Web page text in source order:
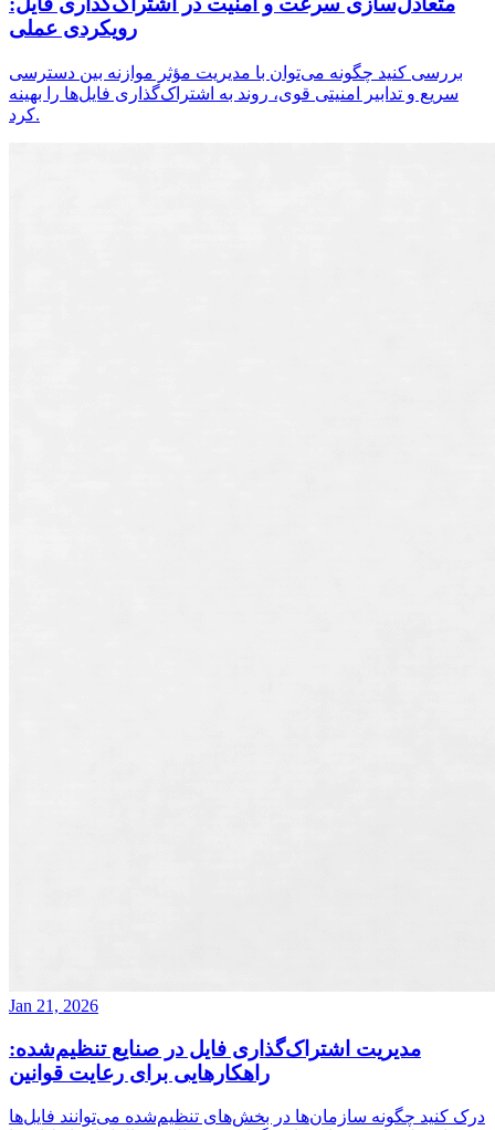
رویکردی عملی
بررسی کنید چگونه می‌توان با مدیریت مؤثر موازنه بین دسترسی
سریع و تدابیر امنیتی قوی، روند به اشتراک‌گذاری فایل‌ها را بهینه
کرد.
Jan 21, 2026
مدیریت اشتراک‌گذاری فایل در صنایع تنظیم‌شده:
راهکارهایی برای رعایت قوانین
درک کنید چگونه سازمان‌ها در بخش‌های تنظیم‌شده می‌توانند فایل‌ها